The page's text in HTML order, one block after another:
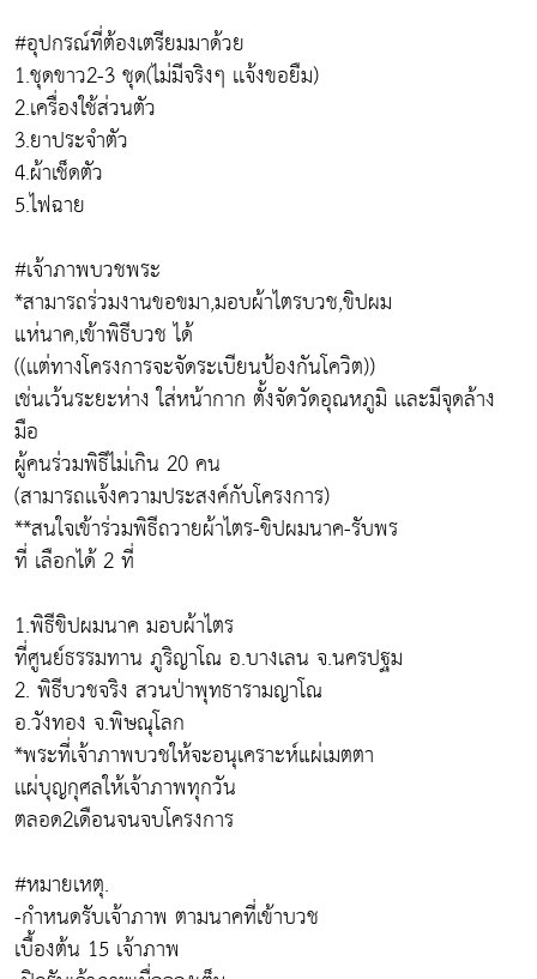
#อุปกรณ์ที่ต้องเตรียมมาด้วย
1.ชุดขาว2-3 ชุด(ไม่มีจริงๆ เเจ้งขอยืม)
2.เครื่องใช้ส่วนตัว
3.ยาประจำตัว
4.ผ้าเช็ดตัว
5.ไฟฉาย
#เจ้าภาพบวชพระ
*สามารถร่วมงานขอขมา,มอบผ้าไตรบวช,ขิปผม
แห่นาค,เข้าพิธีบวช ได้
((เเต่ทางโครงการจะจัดระเบียนป้องกันโควิต))
เช่นเว้นระยะห่าง ใส่หน้ากาก ตั้งจัดวัดอุณหภูมิ เเละมีจุดล้าง
มือ
ผู้คนร่วมพิธีไม่เกิน 20 คน
(สามารถเเจ้งความประสงค์กับโครงการ)
**สนใจเข้าร่วมพิธีถวายผ้าไตร-ขิปผมนาค-รับพร
ที่ เลือกได้ 2 ที่
1.พิธีขิปผมนาค มอบผ้าไตร
ที่ศูนย์ธรรมทาน ภูริญาโณ อ.บางเลน จ.นครปฐม
2. พิธีบวชจริง สวนป่าพุทธารามญาโณ
อ.วังทอง จ.พิษณุโลก
*พระที่เจ้าภาพบวชให้จะอนุเคราะห์แผ่เมตตา
เเผ่บุญกุศลให้เจ้าภาพทุกวัน
ตลอด2เดือนจนจบโครงการ
#หมายเหตุ.
-กำหนดรับเจ้าภาพ ตามนาคที่เข้าบวช
เบื้องต้น 15 เจ้าภาพ